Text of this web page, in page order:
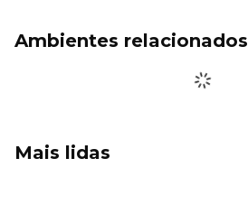
Ambientes relacionados
Mais lidas